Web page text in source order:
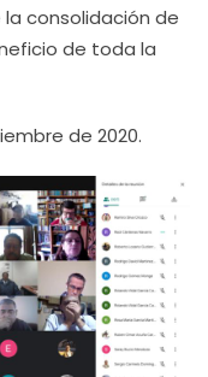
consolidación de
de toda la
de 2020.